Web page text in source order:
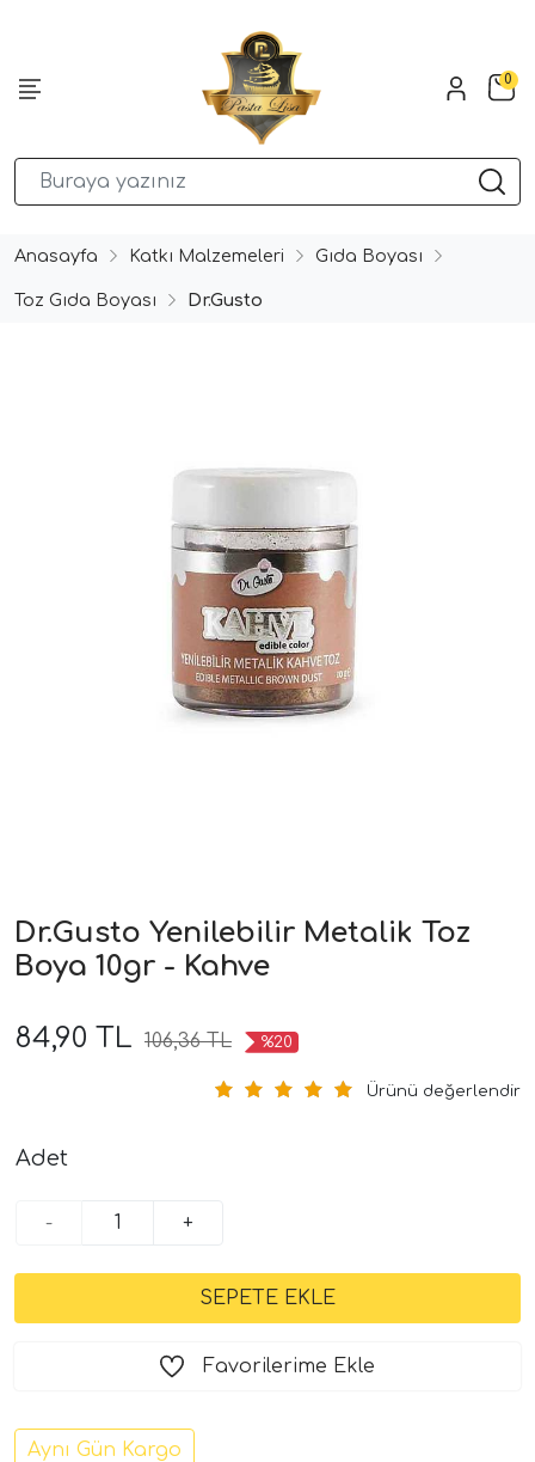
0
Anasayfa Katkı Malzemeleri Gıda Boyası
Toz Gıda Boyası Dr.Gusto
Dr.Gusto Yenilebilir Metalik Toz
Boya 10gr - Kahve
84,90 TL 106,36 TL %20
Ürünü değerlendir
Adet
- +
Favorilerime Ekle
Aynı Gün Kargo